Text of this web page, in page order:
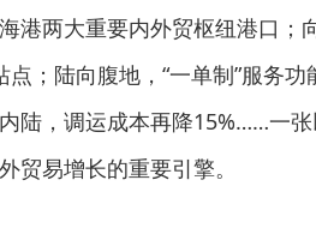
港两大重要内外贸枢纽港口；
点；陆向腹地，“一单制”服务
陆，调运成本再降15%……一
贸易增长的重要引擎。